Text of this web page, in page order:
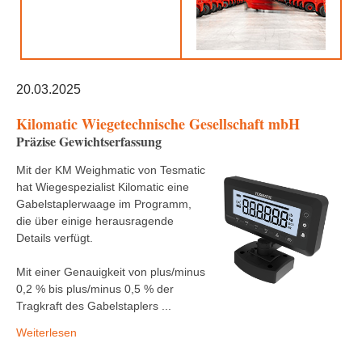
20.03.2025
Kilomatic Wiegetechnische Gesellschaft mbH
Präzise Gewichtserfassung
Mit der KM Weighmatic von Tesmatic
hat Wiegespezialist Kilomatic eine
Gabelstaplerwaage im Programm,
die über einige herausragende
Details verfügt.
Mit einer Genauigkeit von plus/minus
0,2 % bis plus/minus 0,5 % der
Tragkraft des Gabelstaplers ...
Weiterlesen